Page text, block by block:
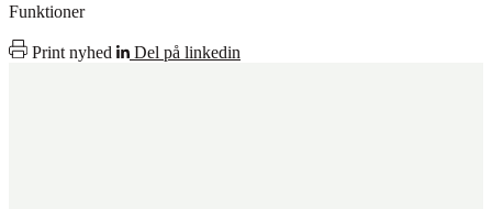
Funktioner
Print nyhed Del på linkedin